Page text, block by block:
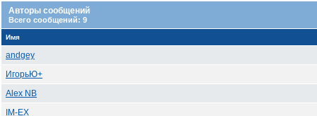
Авторы сообщений
Всего сообщений: 9
Имя
andgey
ИгорьЮ+
Alex NB
IM-EX